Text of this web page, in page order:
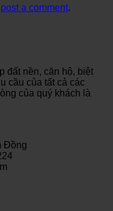
post a comment.
đất nền, căn hộ, biệt
cầu của tất cả các
của quý khách là
Đồng